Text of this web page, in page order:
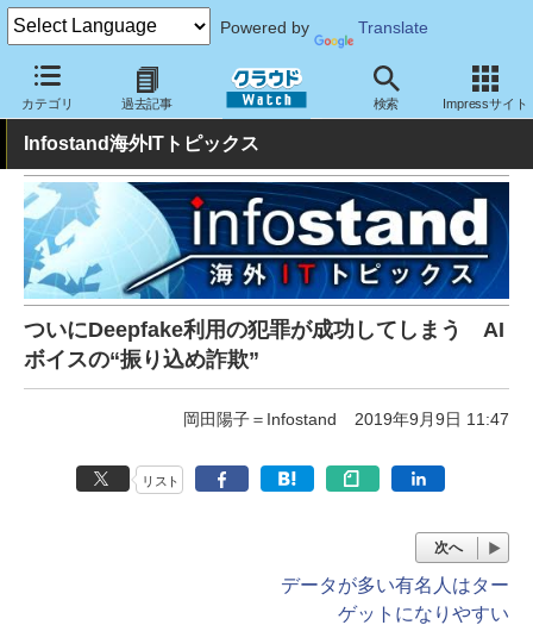
Powered by Translate
カテゴリ 過去記事 検索 Impressサイト
クラウド Watch トピック 業界動向
Infostand海外ITトピックス
ついにDeepfake利用の犯罪が成功してしまう AI
ボイスの“振り込め詐欺”
岡田陽子＝Infostand 2019年9月9日 11:47
リスト
次へ
データが多い有名人はター
ゲットになりやすい